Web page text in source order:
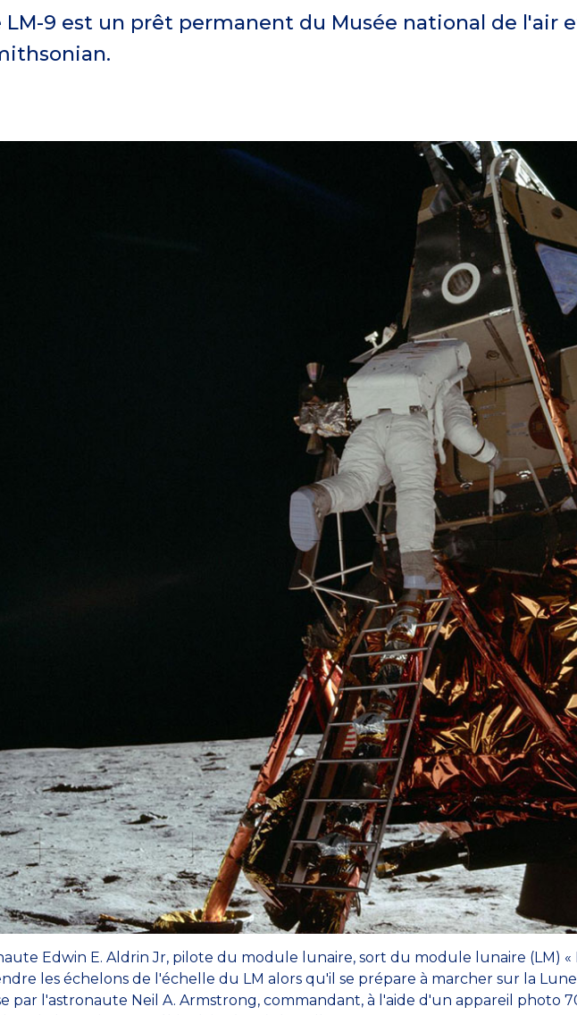
LM-9 est un prêt permanent du Musée national de l'air
Edwin E. Aldrin Jr, pilote du module lunaire, sort du module lunaire (LM) «
les échelons de l'échelle du LM alors qu'il se prépare à marcher sur la
par l'astronaute Neil A. Armstrong, commandant, à l'aide d'un appareil photo